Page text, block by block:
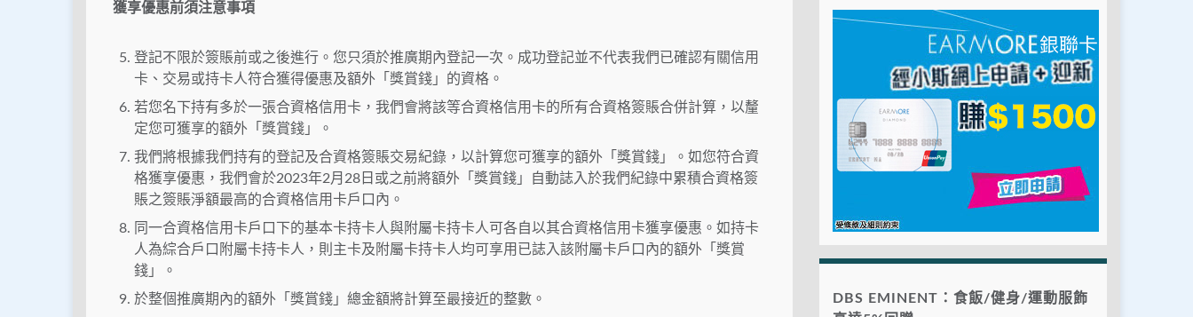
獲享優惠前須注意事項
登記不限於簽賬前或之後進行。您只須於推廣期內登記一次。成功登記並不代表我們已確認有關信用
卡、交易或持卡人符合獲得優惠及額外「獎賞錢」的資格。
若您名下持有多於一張合資格信用卡，我們會將該等合資格信用卡的所有合資格簽賬合併計算，以釐
定您可獲享的額外「獎賞錢」。
我們將根據我們持有的登記及合資格簽賬交易紀錄，以計算您可獲享的額外「獎賞錢」。如您符合資
格獲享優惠，我們會於2023年2月28日或之前將額外「獎賞錢」自動誌入於我們紀錄中累積合資格簽
賬之簽賬淨額最高的合資格信用卡戶口內。
同一合資格信用卡戶口下的基本卡持卡人與附屬卡持卡人可各自以其合資格信用卡獲享優惠。如持卡
人為綜合戶口附屬卡持卡人，則主卡及附屬卡持卡人均可享用已誌入該附屬卡戶口內的額外「獎賞
錢」。
於整個推廣期內的額外「獎賞錢」總金額將計算至最接近的整數。
DBS EMINENT：食飯/健身/運動服飾